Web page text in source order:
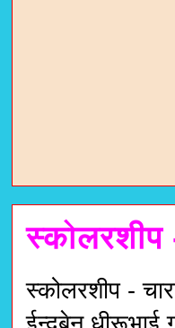
स्कोलरशीप
स्कोलरशीप -